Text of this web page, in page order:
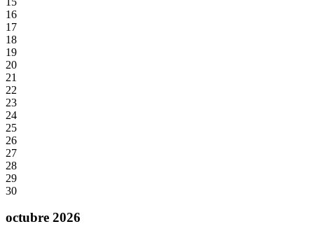
16
17
18
19
20
21
22
23
24
25
26
27
28
29
30
octubre 2026